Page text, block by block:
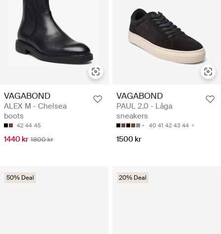
VAGABOND
ALEX M - Chelsea
boots
42 44 45
1440 kr 1800 kr
VAGABOND
PAUL 2.0 - Låga
sneakers
40 41 42 43 44
1500 kr
50% Deal 20% Deal